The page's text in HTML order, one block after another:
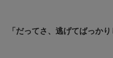
「だってさ、逃げてばっか